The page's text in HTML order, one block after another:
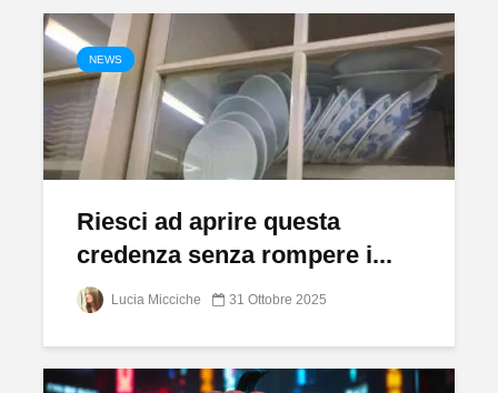
NEWS
Riesci ad aprire questa
credenza senza rompere i...
Lucia Micciche 31 Ottobre 2025